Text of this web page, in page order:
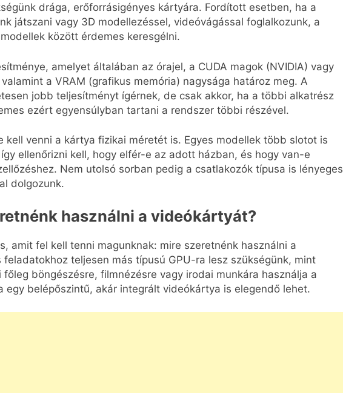
drága, erőforrásigényes kártyára. Fordított esetben, ha a
játszani vagy 3D modellezéssel, videóvágással foglalkozunk, a
között érdemes keresgélni.
amelyet általában az órajel, a CUDA magok (NVIDIA) vagy
a VRAM (grafikus memória) nagysága határoz meg. A
jobb teljesítményt ígérnek, de csak akkor, ha a többi alkatrész
ezért egyensúlyban tartani a rendszer többi részével.
kell venni a kártya fizikai méretét is. Egyes modellek több slotot is
ellenőrizni kell, hogy elfér-e az adott házban, és hogy van-e
Nem utolsó sorban pedig a csatlakozók típusa is lényeges
dolgozunk.
használni a videókártyát?
amit fel kell tenni magunknak: mire szeretnénk használni a
teljesen más típusú GPU-ra lesz szükségünk, mint
böngészésre, filmnézésre vagy irodai munkára használja a
egy belépőszintű, akár integrált videókártya is elegendő lehet.